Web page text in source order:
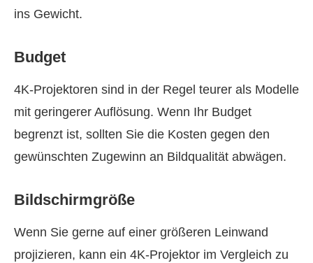
ins Gewicht.
Budget
4K‑Projektoren sind in der Regel teurer als Modelle
mit geringerer Auflösung. Wenn Ihr Budget
begrenzt ist, sollten Sie die Kosten gegen den
gewünschten Zugewinn an Bildqualität abwägen.
Bildschirmgröße
Wenn Sie gerne auf einer größeren Leinwand
projizieren, kann ein 4K‑Projektor im Vergleich zu